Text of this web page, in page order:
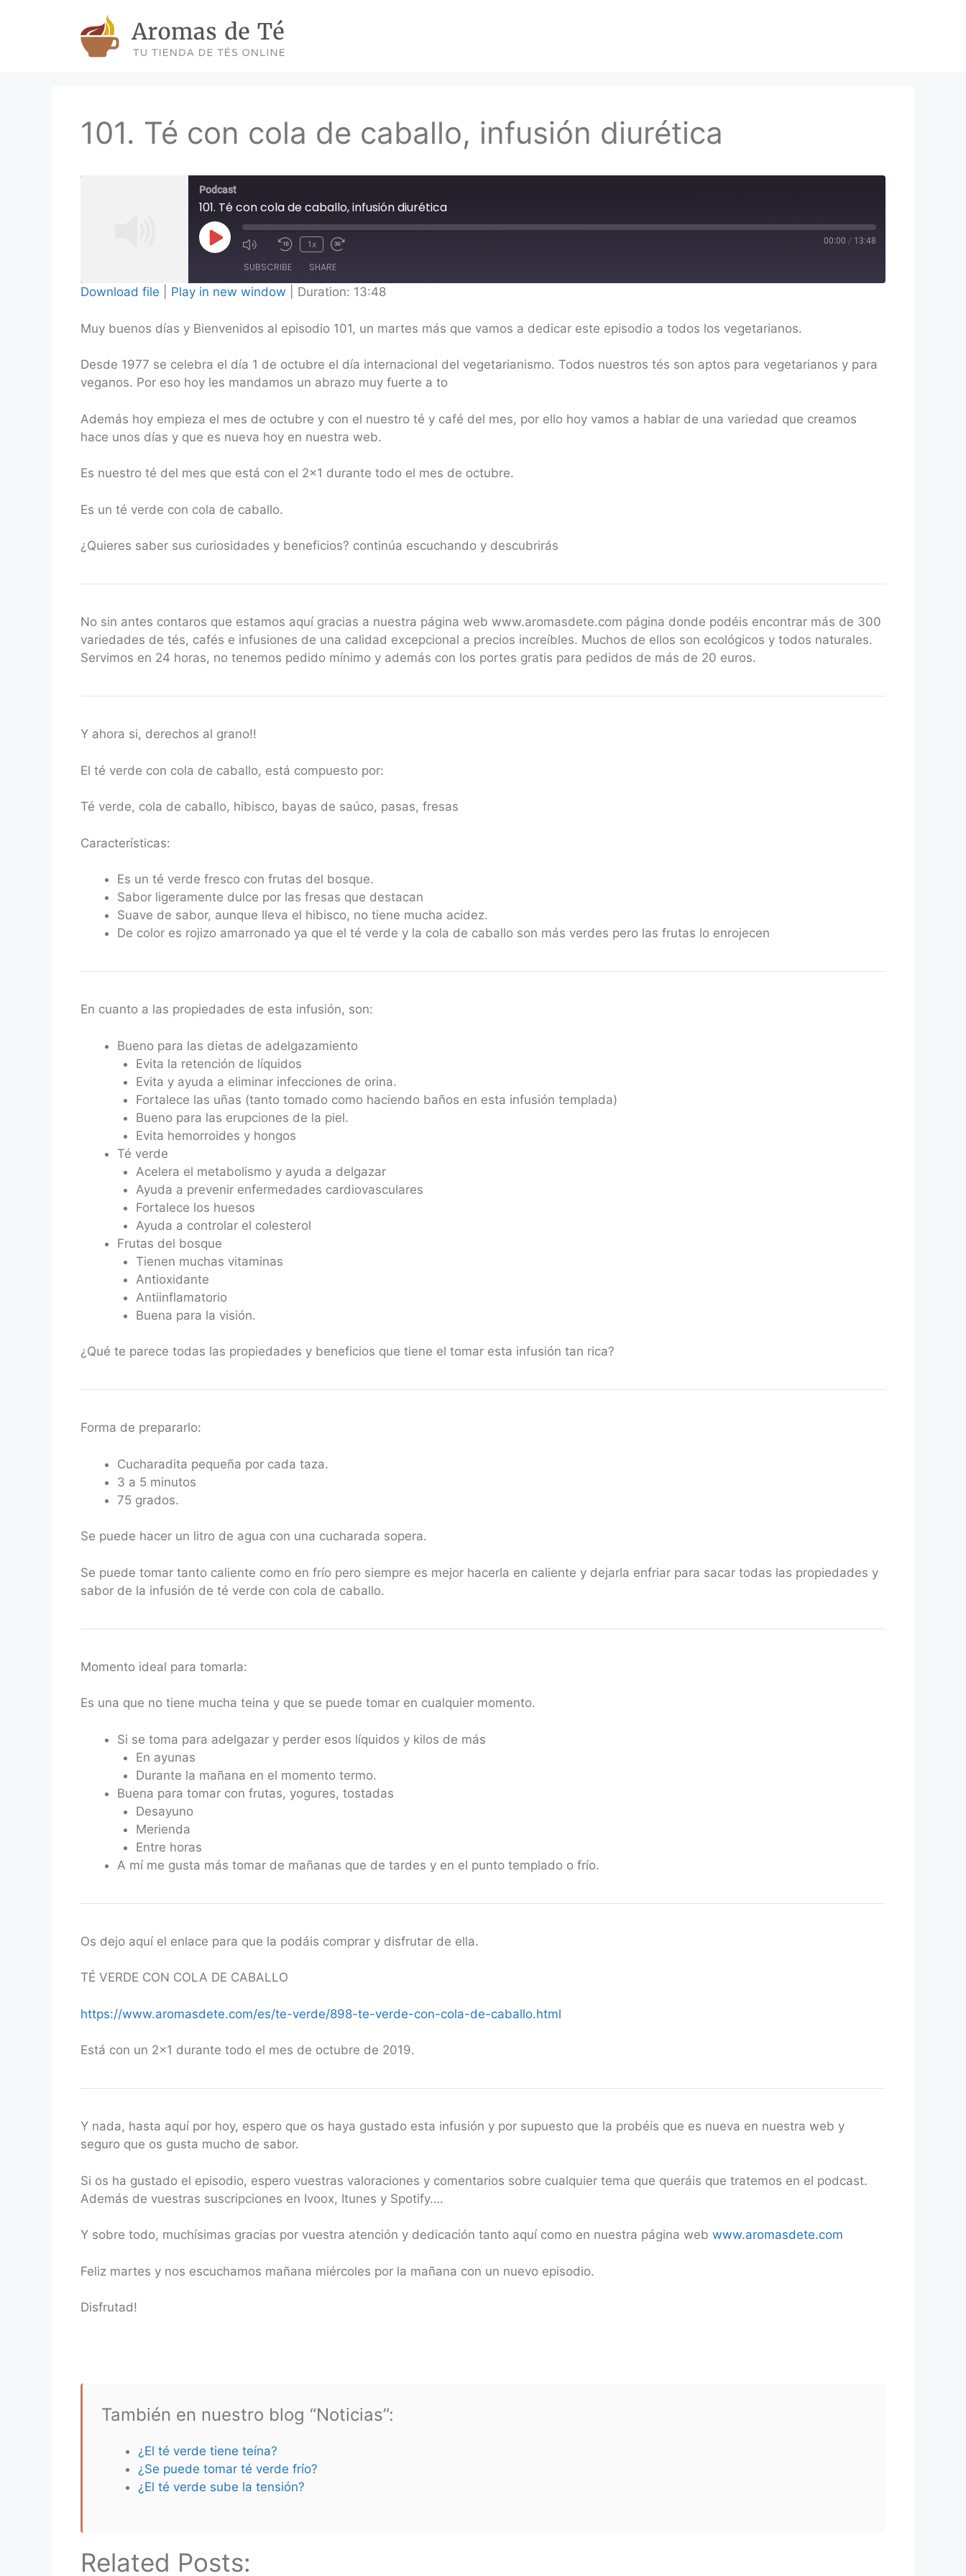
101. Té con cola de caballo, infusión diurética
Podcast
101. Té con cola de caballo, infusión diurética
Play
Episode
1x 00:00 / 13:48
SUBSCRIBE SHARE
RSS FEED
Download file Play in new window Duration: 13:48
Muy buenos días y Bienvenidos al episodio 101, un martes más que vamos a dedicar este episodio a todos los vegetarianos.
Desde 1977 se celebra el día 1 de octubre el día internacional del vegetarianismo. Todos nuestros tés son aptos para vegetarianos y para
veganos. Por eso hoy les mandamos un abrazo muy fuerte a to
Además hoy empieza el mes de octubre y con el nuestro té y café del mes, por ello hoy vamos a hablar de una variedad que creamos
hace unos días y que es nueva hoy en nuestra web.
Es nuestro té del mes que está con el 2×1 durante todo el mes de octubre.
Es un té verde con cola de caballo.
¿Quieres saber sus curiosidades y beneficios? continúa escuchando y descubrirás
No sin antes contaros que estamos aquí gracias a nuestra página web www.aromasdete.com página donde podéis encontrar más de 300
variedades de tés, cafés e infusiones de una calidad excepcional a precios increíbles. Muchos de ellos son ecológicos y todos naturales.
Servimos en 24 horas, no tenemos pedido mínimo y además con los portes gratis para pedidos de más de 20 euros.
Y ahora si, derechos al grano!!
El té verde con cola de caballo, está compuesto por:
Té verde, cola de caballo, hibisco, bayas de saúco, pasas, fresas
Características:
Es un té verde fresco con frutas del bosque.
Sabor ligeramente dulce por las fresas que destacan
Suave de sabor, aunque lleva el hibisco, no tiene mucha acidez.
De color es rojizo amarronado ya que el té verde y la cola de caballo son más verdes pero las frutas lo enrojecen
En cuanto a las propiedades de esta infusión, son:
Bueno para las dietas de adelgazamiento
Evita la retención de líquidos
Evita y ayuda a eliminar infecciones de orina.
Fortalece las uñas (tanto tomado como haciendo baños en esta infusión templada)
Bueno para las erupciones de la piel.
Evita hemorroides y hongos
Té verde
Acelera el metabolismo y ayuda a delgazar
Ayuda a prevenir enfermedades cardiovasculares
Fortalece los huesos
Ayuda a controlar el colesterol
Frutas del bosque
Tienen muchas vitaminas
Antioxidante
Antiinflamatorio
Buena para la visión.
¿Qué te parece todas las propiedades y beneficios que tiene el tomar esta infusión tan rica?
Forma de prepararlo:
Cucharadita pequeña por cada taza.
3 a 5 minutos
75 grados.
Se puede hacer un litro de agua con una cucharada sopera.
Se puede tomar tanto caliente como en frío pero siempre es mejor hacerla en caliente y dejarla enfriar para sacar todas las propiedades y
sabor de la infusión de té verde con cola de caballo.
Momento ideal para tomarla:
Es una que no tiene mucha teina y que se puede tomar en cualquier momento.
Si se toma para adelgazar y perder esos líquidos y kilos de más
En ayunas
Durante la mañana en el momento termo.
Buena para tomar con frutas, yogures, tostadas
Desayuno
Merienda
Entre horas
A mí me gusta más tomar de mañanas que de tardes y en el punto templado o frío.
Os dejo aquí el enlace para que la podáis comprar y disfrutar de ella.
TÉ VERDE CON COLA DE CABALLO
https://www.aromasdete.com/es/te-verde/898-te-verde-con-cola-de-caballo.html
Está con un 2×1 durante todo el mes de octubre de 2019.
Y nada, hasta aquí por hoy, espero que os haya gustado esta infusión y por supuesto que la probéis que es nueva en nuestra web y
seguro que os gusta mucho de sabor.
Si os ha gustado el episodio, espero vuestras valoraciones y comentarios sobre cualquier tema que queráis que tratemos en el podcast.
Además de vuestras suscripciones en Ivoox, Itunes y Spotify….
Y sobre todo, muchísimas gracias por vuestra atención y dedicación tanto aquí como en nuestra página web www.aromasdete.com
Feliz martes y nos escuchamos mañana miércoles por la mañana con un nuevo episodio.
Disfrutad!
También en nuestro blog “Noticias”:
¿El té verde tiene teína?
¿Se puede tomar té verde frío?
¿El té verde sube la tensión?
Related Posts: